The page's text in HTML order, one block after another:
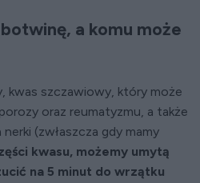
a komu może
kwas szczawiowy, który może
oraz reumatyzmu, a także
(zwłaszcza gdy mamy
kwasu, możemy umytą
na 5 minut do wrzątku